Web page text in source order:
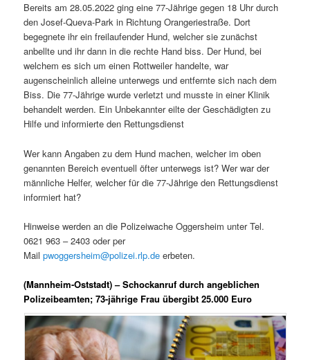
Bereits am 28.05.2022 ging eine 77-Jährige gegen 18 Uhr durch
den Josef-Queva-Park in Richtung Orangeriestraße. Dort
begegnete ihr ein freilaufender Hund, welcher sie zunächst
anbellte und ihr dann in die rechte Hand biss. Der Hund, bei
welchem es sich um einen Rottweiler handelte, war
augenscheinlich alleine unterwegs und entfernte sich nach dem
Biss. Die 77-Jährige wurde verletzt und musste in einer Klinik
behandelt werden. Ein Unbekannter eilte der Geschädigten zu
Hilfe und informierte den Rettungsdienst
Wer kann Angaben zu dem Hund machen, welcher im oben
genannten Bereich eventuell öfter unterwegs ist? Wer war der
männliche Helfer, welcher für die 77-Jährige den Rettungsdienst
informiert hat?
Hinweise werden an die Polizeiwache Oggersheim unter Tel.
0621 963 – 2403 oder per
Mailpwoggersheim@polizei.rlp.de erbeten.
(Mannheim-Oststadt) – Schockanruf durch angeblichen
Polizeibeamten; 73-jährige Frau übergibt 25.000 Euro